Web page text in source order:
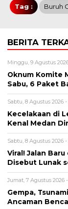
Tag : Buruh
BERITA
Minggu, 9 Agustus
Oknum Komite
Sabu, 6 Paket
Sabtu, 8 Agustus 2026
Kecelakaan di
Kenal Medan
Sabtu, 8 Agustus 2026
Viral! Jalan
Disebut Lunak
Jumat, 7 Agustus 2026
Gempa,
Ancaman